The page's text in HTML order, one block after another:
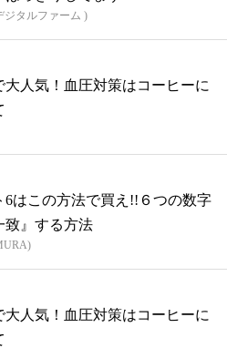
ジタルファーム )
大人気！血圧対策はコーヒーに
6はこの方法で買え!!６つの数字
致』する方法
大人気！血圧対策はコーヒーに